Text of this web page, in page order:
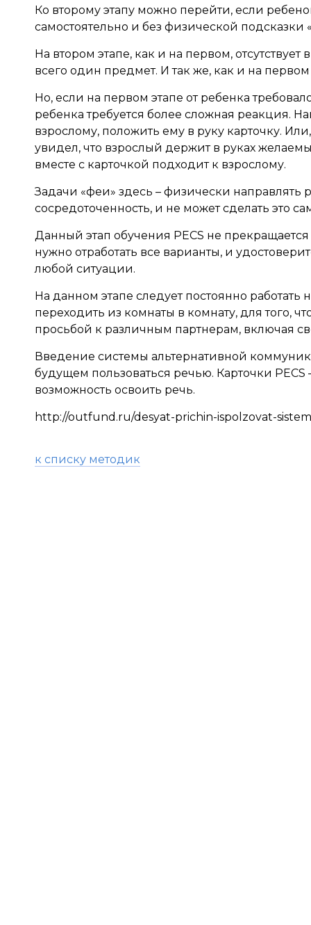
Ко второму этапу можно перейти, если
самостоятельно и без физической подсказки
На втором этапе, как и на первом,
всего один предмет. И так же, как и на
Но, если на первом этапе от ребенка
ребенка требуется более сложная реакция.
взрослому, положить ему в руку карточку.
увидел, что взрослый держит в руках
вместе с карточкой подходит к взрослому.
Задачи «феи» здесь – физически направлять
сосредоточенность, и не может сделать это
Данный этап обучения PECS не
нужно отработать все варианты, и
любой ситуации.
На данном этапе следует постоянно
переходить из комнаты в комнату, для того,
просьбой к различным партнерам, включая
Введение системы альтернативной
будущем пользоваться речью. Карточки
возможность освоить речь.
http://outfund.ru/desyat-prichin-ispolzovat-
к списку методик